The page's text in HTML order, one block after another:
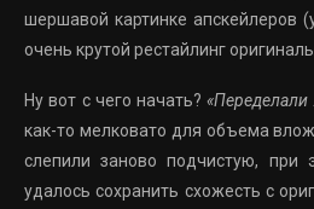
шершавой картинке апскейлеров
очень крутой рестайлинг
Ну вот с чего начать?
как-то мелковато для объема
слепили заново подчистую, при
удалось сохранить схожесть с